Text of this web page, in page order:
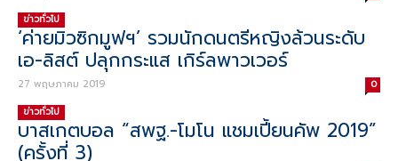
ข่าวทั่วไป
‘ค่ายมิวซิกมูฟฯ’ รวมนักดนตรีหญิงล้วนระดับ
เอ-ลิสต์ ปลุกกระแส เกิร์ลพาวเวอร์
27 พฤษภาคม 2019 0
ข่าวทั่วไป
บาสเกตบอล “สพฐ.-โมโน แชมเปี้ยนคัพ 2019”
(ครั้งที่ 3)